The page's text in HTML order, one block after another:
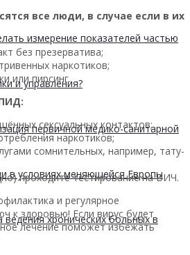
измерение показателей частью
и управления?
первичной медико-санитарной
в условиях меняющейся Европы
ведения хронических больных в
все люди, в случае если в их
без презерватива;
наркотиков;
или пирсинг.
сексуальных контактов;
наркотиков;
сомнительных, например, тату-
проходите тестирование на ВИЧ.
и регулярное
к здоровью! Если вирус будет
лечение поможет избежать